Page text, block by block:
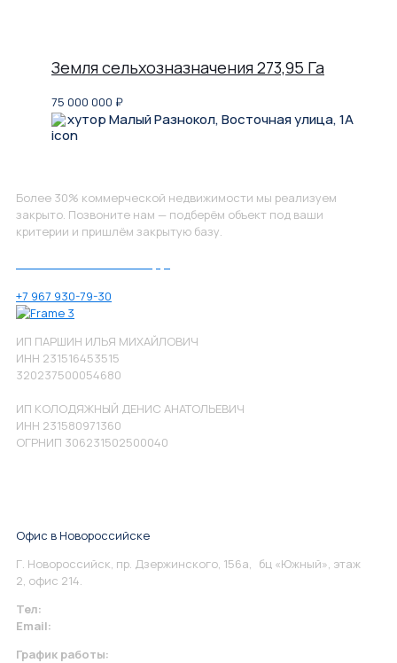
Земля сельхозназначения 273,95 Га
75 000 000 ₽
хутор Малый Разнокол, Восточная улица, 1А
Более 30% коммерческой недвижимости мы реализуем
закрыто. Позвоните нам — подберём объект под ваши
критерии и пришлём закрытую базу.
+7 967 930-79-30
ИП ПАРШИН ИЛЬЯ МИХАЙЛОВИЧ
ИНН 231516453515
320237500054680
ИП КОЛОДЯЖНЫЙ ДЕНИС АНАТОЛЬЕВИЧ
ИНН 231580971360
ОГРНИП 306231502500040
Офис в Новороссийске
Г. Новороссийск, пр. Дзержинского, 156а, бц «Южный», этаж
2, офис 214.
Тел:
Email:
График работы: